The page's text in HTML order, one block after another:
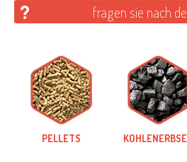
fragen sie nach
PELLETS